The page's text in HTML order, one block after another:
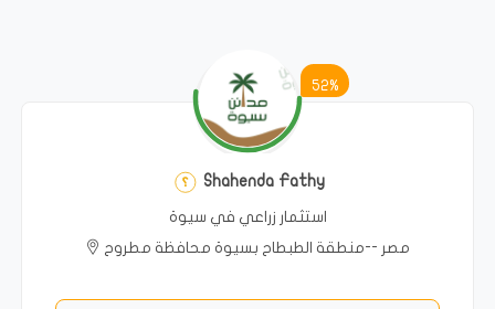
52%
Shahenda Fathy
استثمار زراعي في سيوة
مصر --منطقة الطبطاح بسيوة محافظة مطروح